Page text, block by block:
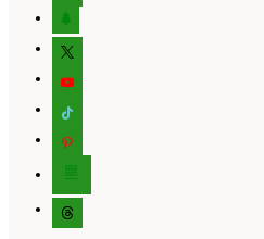
tree
x
editor-
kitchensink
threads